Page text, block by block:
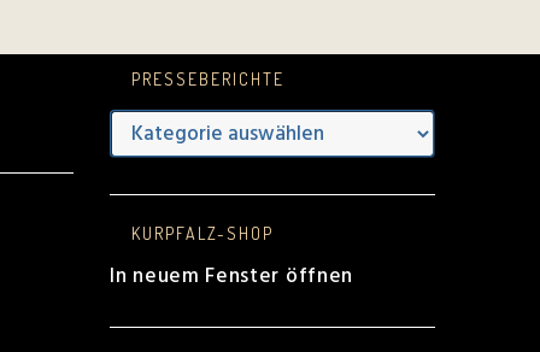
PRESSEBERICHTE
Presseberichte
KURPFALZ-SHOP
In neuem Fenster öffnen